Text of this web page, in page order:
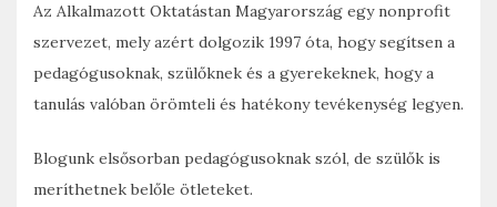
Az Alkalmazott Oktatástan Magyarország egy nonprofit
szervezet, mely azért dolgozik 1997 óta, hogy segítsen a
pedagógusoknak, szülőknek és a gyerekeknek, hogy a
tanulás valóban örömteli és hatékony tevékenység legyen.
Blogunk elsősorban pedagógusoknak szól, de szülők is
meríthetnek belőle ötleteket.